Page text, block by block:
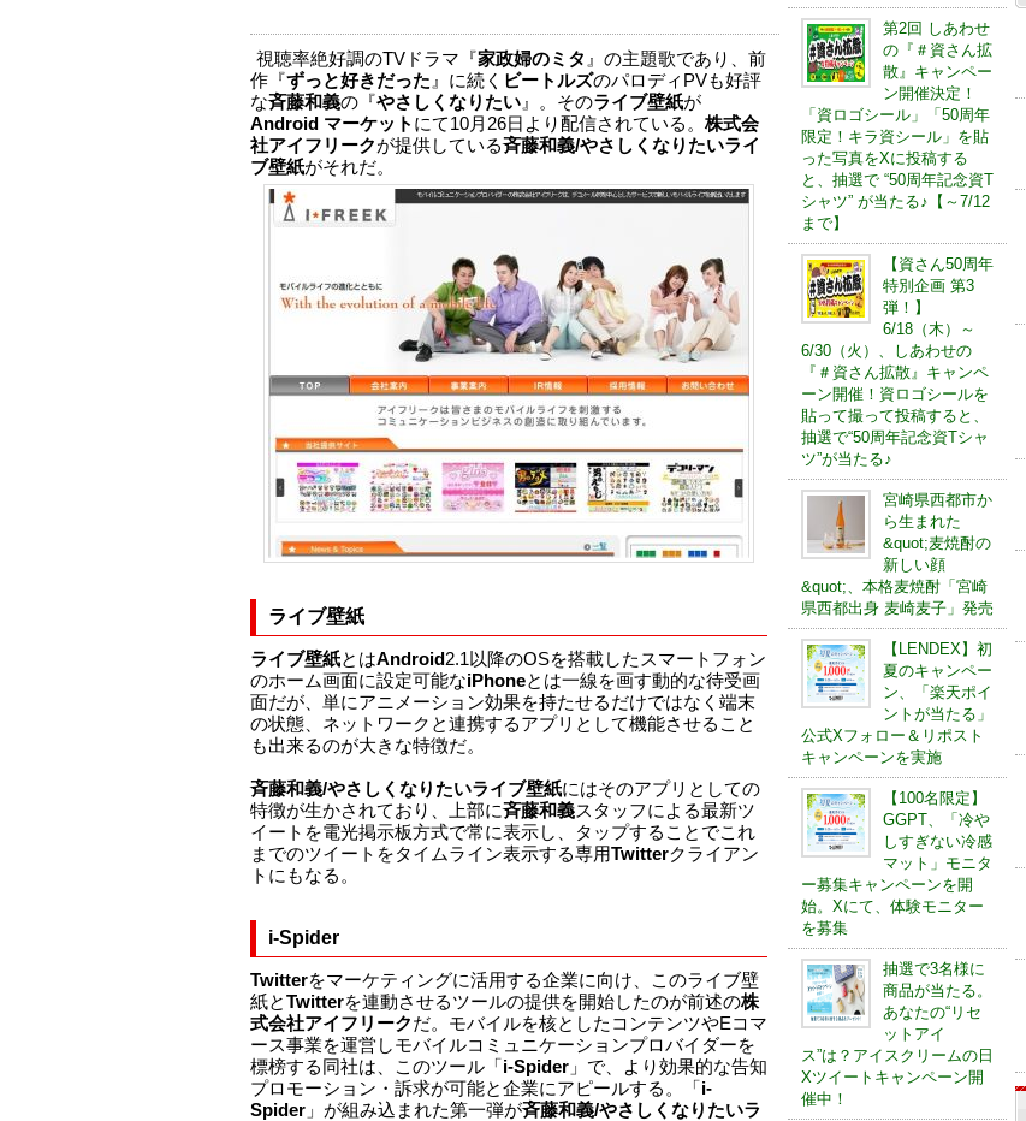
視聴率絶好調のTVドラマ『家政婦のミタ 』の主題歌であり、前
作『ずっと好きだった 』に続く ビートルズのパロディPVも好評
な斉藤和義の『やさしくなりたい』。そのライブ壁紙が
Android マーケット にて10月26日より配信されている。 株式会
社アイフリークが提供している斉藤和義/やさしくなりたいライ
ブ壁紙がそれだ。
ライブ壁紙
ライブ壁紙とはAndroid 2.1以降のOSを搭載したスマートフォン
のホーム画面に設定可能なiPhoneとは一線を画す動的な待受画
面だが、単にアニメーション効果を持たせるだけではなく端末
の状態、ネットワークと連携するアプリとして機能させること
も出来るのが大きな特徴だ。
斉藤和義/やさしくなりたいライブ壁紙にはそのアプリとしての
特徴が生かされており、上部に斉藤和義スタッフによる最新ツ
イートを電光掲示板方式で常に表示し、タップすることでこれ
までのツイートをタイムライン表示する専用Twitterクライアン
トにもなる。
i-Spider
Twitterをマーケティングに活用する企業に向け、このライブ壁
紙とTwitterを連動させるツールの提供を開始したのが前述の株
式会社アイフリークだ。モバイルを核としたコンテンツやEコマ
ース事業を運営しモバイルコミュニケーションプロバイダーを
標榜する同社は、このツール「 i-Spider」で、より効果的な告知
プロモーション・訴求が可能と企業にアピールする。「 i-
Spider」が組み込まれた第一弾が斉藤和義/やさしくなりたいラ
第2回 しあわせ
の『＃資さん拡
散』キャンペー
ン開催決定！
「資ロゴシール」「50周年
限定！キラ資シール」を貼
った写真をXに投稿する
と、抽選で “50周年記念資T
シャツ” が当たる♪【～7/12
まで】
【資さん50周年
特別企画 第3
弾！】
6/18（木）～
6/30（火）、しあわせの
『＃資さん拡散』キャンペ
ーン開催！資ロゴシールを
貼って撮って投稿すると、
抽選で“50周年記念資Tシャ
ツ”が当たる♪
宮崎県西都市か
ら生まれた
&quot;麦焼酎の
新しい顔
&quot;、本格麦焼酎「宮崎
県西都出身 麦崎麦子」発売
【LENDEX】初
夏のキャンペー
ン、「楽天ポイ
ントが当たる」
公式Xフォロー＆リポスト
キャンペーンを実施
【100名限定】
GGPT、「冷や
しすぎない冷感
マット」モニタ
ー募集キャンペーンを開
始。Xにて、体験モニター
を募集
抽選で3名様に
商品が当たる。
あなたの“リセ
ットアイ
ス”は？アイスクリームの日
Xツイートキャンペーン開
催中！